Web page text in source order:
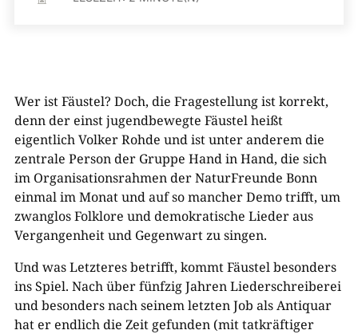
Wer ist Fäustel? Doch, die Fragestellung ist korrekt,
denn der einst jugendbewegte Fäustel heißt
eigentlich Volker Rohde und ist unter anderem die
zentrale Person der Gruppe Hand in Hand, die sich
im Organisationsrahmen der NaturFreunde Bonn
einmal im Monat und auf so mancher Demo trifft, um
zwanglos Folklore und demokratische Lieder aus
Vergangenheit und Gegenwart zu singen.
Und was Letzteres betrifft, kommt Fäustel besonders
ins Spiel. Nach über fünfzig Jahren Liederschreiberei
und besonders nach seinem letzten Job als Antiquar
hat er endlich die Zeit gefunden (mit tatkräftiger